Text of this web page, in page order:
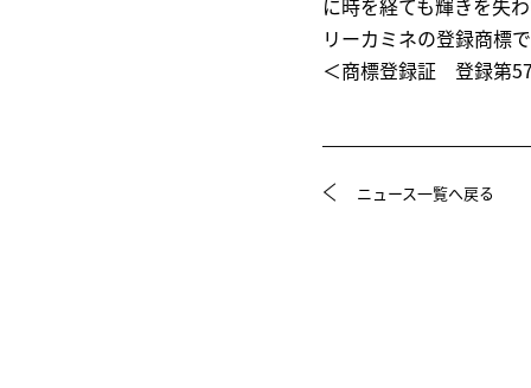
に時を経ても輝きを失
リーカミネの登録商標で
＜商標登録証 登録第
ニュース一覧へ戻る